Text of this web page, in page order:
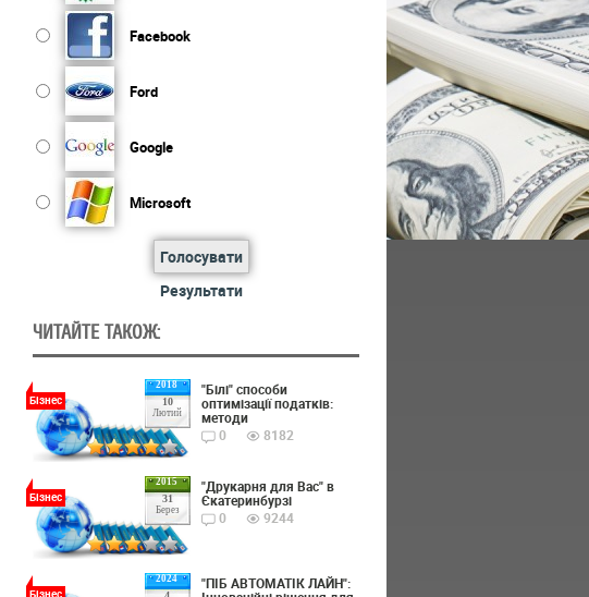
Facebook
Ford
Google
Microsoft
Голосувати
Результати
ЧИТАЙТЕ ТАКОЖ:
2018
10
Лютий
Бізнес
"Білі" способи
оптимізації податків:
методи
0
8182
2015
31
Берез
Бізнес
"Друкарня для Вас" в
Єкатеринбурзі
0
9244
2024
"ПІБ АВТОМАТІК ЛАЙН":